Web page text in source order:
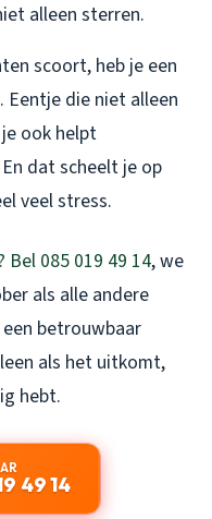
alleen sterren.
scoort, heb je een
die niet alleen
ook helpt
dat scheelt je op
veel stress.
085 019 49 14, we
als alle andere
betrouwbaar
als het uitkomt,
hebt.
49 14